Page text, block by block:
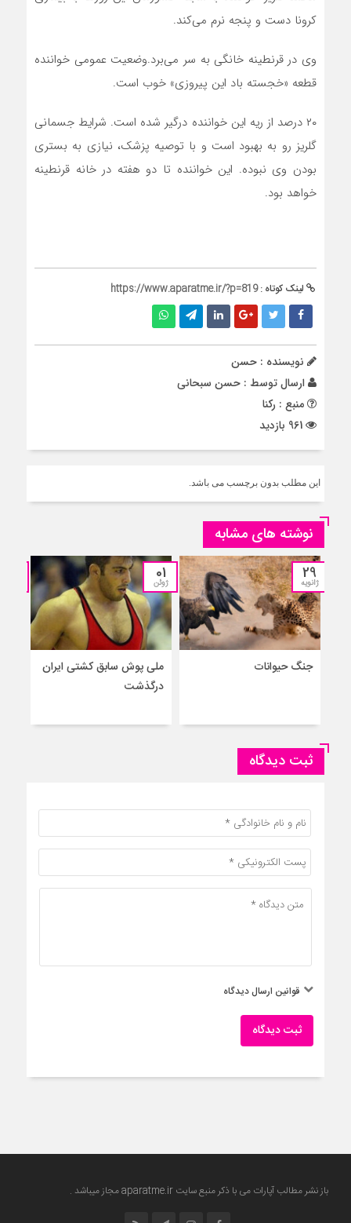
کرونا دست و پنجه نرم می‌کند.
وی در قرنطینه خانگی به سر می‌برد.وضعیت عمومی خواننده
قطعه «خجسته باد این پیروزی» خوب است.
۲۰ درصد از ریه این خواننده درگیر شده است. شرایط جسمانی
گلریز رو به بهبود است و با توصیه پزشک، نیازی به بستری
بودن وی نبوده. این خواننده تا دو هفته در خانه قرنطینه
خواهد بود.
لینک کوتاه :https://www.aparatme.ir/?p=819
نویسنده : حسن
ارسال توسط : حسن سبحانی
منبع : رکنا
این مطلب بدون برچسب می باشد.
نوشته های مشابه
29
ژانویه
جنگ حیوانات
01
ژوئن
ملی پوش سابق کشتی ایران
درگذشت
ثبت دیدگاه
قوانین ارسال دیدگاه
ثبت دیدگاه
باز نشر مطالب آپارات می با ذکر منبع سایت aparatme.irمجاز میباشد .